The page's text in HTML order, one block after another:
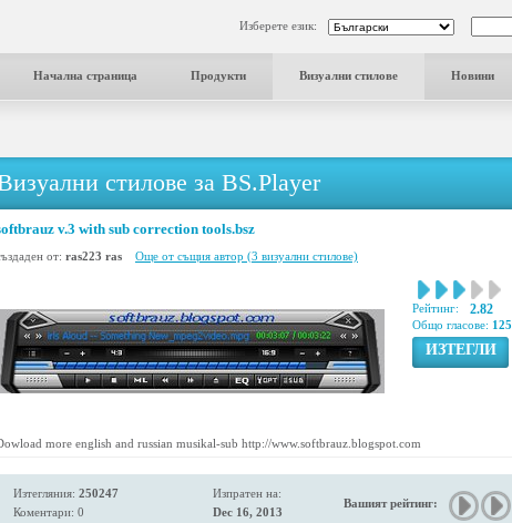
Изберете език:
Начална страница Продукти Визуални стилове Новини
стилове за BS.Player
v.3 with sub correction tools.bsz
от: ras223 ras Още от същия автор (3 визуални стилове)
Рейтинг: 2.82
Общо гласове: 125
ИЗТЕГЛИ
more english and russian musikal-sub http://www.softbrauz.blogspot.com
Изтегляния: 250247
Коментари: 0
Изпратен на:
Dec 16, 2013
Вашият рейтинг: